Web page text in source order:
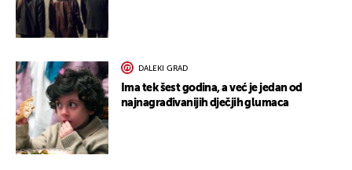
DALEKI GRAD
Ima tek šest godina, a već je jedan od
najnagrađivanijih dječjih glumaca